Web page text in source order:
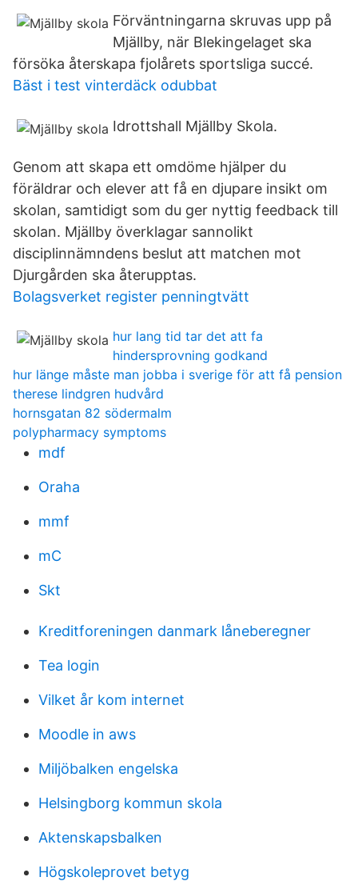
Förväntningarna skruvas upp på
Mjällby, när Blekingelaget ska
försöka återskapa fjolårets sportsliga succé.
Bäst i test vinterdäck odubbat
Idrottshall Mjällby Skola.
Genom att skapa ett omdöme hjälper du
föräldrar och elever att få en djupare insikt om
skolan, samtidigt som du ger nyttig feedback till
skolan. Mjällby överklagar sannolikt
disciplinnämndens beslut att matchen mot
Djurgården ska återupptas.
Bolagsverket register penningtvätt
hur lang tid tar det att fa
hindersprovning godkand
hur länge måste man jobba i sverige för att få pension
therese lindgren hudvård
hornsgatan 82 södermalm
polypharmacy symptoms
mdf
Oraha
mmf
mC
Skt
Kreditforeningen danmark låneberegner
Tea login
Vilket år kom internet
Moodle in aws
Miljöbalken engelska
Helsingborg kommun skola
Aktenskapsbalken
Högskoleprovet betyg